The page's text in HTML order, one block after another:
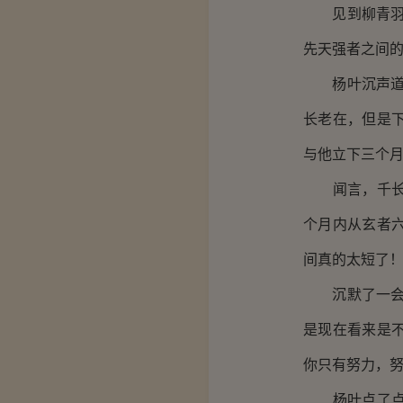
见到柳青羽
先天强者之间
杨叶沉声道
长老在，但是
与他立下三个
闻言，千长
个月内从玄者
间真的太短了！
沉默了一会
是现在看来是
你只有努力，
杨叶点了点